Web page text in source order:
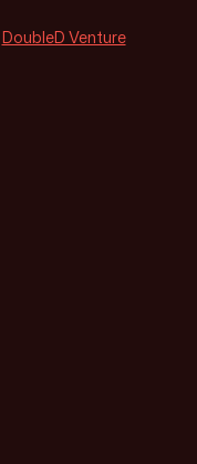
DoubleD Venture